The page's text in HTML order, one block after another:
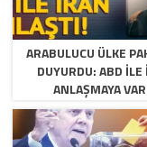
ARABULUCU ÜLKE
DUYURDU: ABD ILE
ANLAŞMAYA